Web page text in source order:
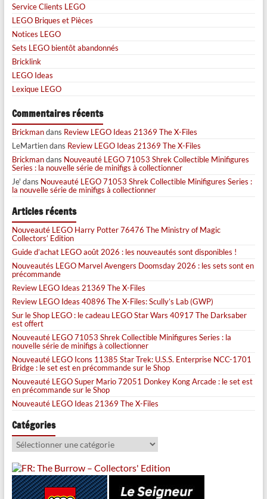
Service Clients LEGO
LEGO Briques et Pièces
Notices LEGO
Sets LEGO bientôt abandonnés
Bricklink
LEGO Ideas
Lexique LEGO
Commentaires récents
Brickmandans Review LEGO Ideas 21369 The X-Files
LeMartiendans Review LEGO Ideas 21369 The X-Files
Brickmandans Nouveauté LEGO 71053 Shrek Collectible Minifigures
Series : la nouvelle série de minifigs à collectionner
Je' dans Nouveauté LEGO 71053 Shrek Collectible Minifigures Series :
la nouvelle série de minifigs à collectionner
Articles récents
Nouveauté LEGO Harry Potter 76476 The Ministry of Magic
Collectors’ Edition
Guide d’achat LEGO août 2026 : les nouveautés sont disponibles !
Nouveautés LEGO Marvel Avengers Doomsday 2026 : les sets sont en
précommande
Review LEGO Ideas 21369 The X-Files
Review LEGO Ideas 40896 The X-Files: Scully’s Lab (GWP)
Sur le Shop LEGO : le cadeau LEGO Star Wars 40917 The Darksaber
est offert
Nouveauté LEGO 71053 Shrek Collectible Minifigures Series : la
nouvelle série de minifigs à collectionner
Nouveauté LEGO Icons 11385 Star Trek: U.S.S. Enterprise NCC-1701
Bridge : le set est en précommande sur le Shop
Nouveauté LEGO Super Mario 72051 Donkey Kong Arcade : le set est
en précommande sur le Shop
Nouveauté LEGO Ideas 21369 The X-Files
Catégories
Catégories